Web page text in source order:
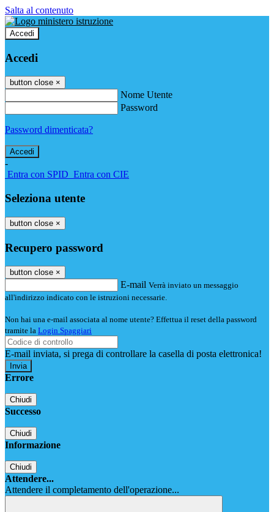
Salta al contenuto
Accedi
Accedi
button close ×
Nome Utente
Password
Password dimenticata?
-
Entra con SPID Entra con CIE
Seleziona utente
button close ×
Recupero password
button close ×
E-mail Verrà inviato un messaggio
all'indirizzo indicato con le istruzioni necessarie.
Non hai una e-mail associata al nome utente? Effettua il reset della password
tramite la Login Spaggiari
E-mail inviata, si prega di controllare la casella di posta elettronica!
Errore
Chiudi
Successo
Chiudi
Informazione
Chiudi
Attendere...
Attendere il completamento dell'operazione...